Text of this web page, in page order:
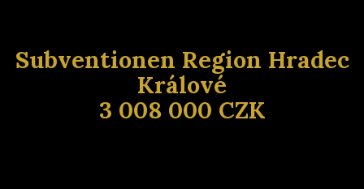
Subventionen Region Hradec
Králové
3 008 000 CZK